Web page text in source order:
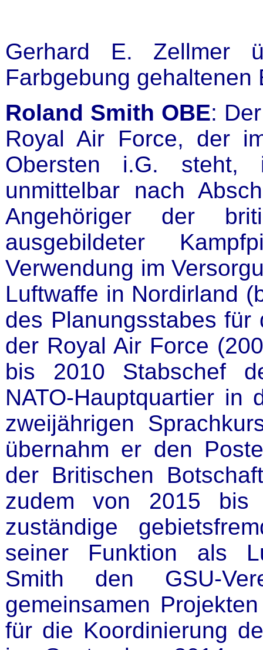
Gerhard E. Zellmer
Farbgebung gehaltenen
Roland Smith OBE:
Royal Air Force, der
Obersten i.G.
unmittelbar nach
Angehöriger der
ausgebildeter
Verwendung im
Luftwaffe in Nordirland
des Planungsstabes für
der Royal Air Force
bis 2010 Stabschef
NATO-Hauptquartier in
zweijährigen
übernahm er den
der Britischen
zudem von 2015
zuständige
seiner Funktion als
Smith den GSU-
gemeinsamen
für die Koordinierung